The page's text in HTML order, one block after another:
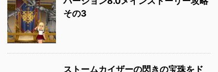
その3
ストームカイザーの閃きの宝珠をド